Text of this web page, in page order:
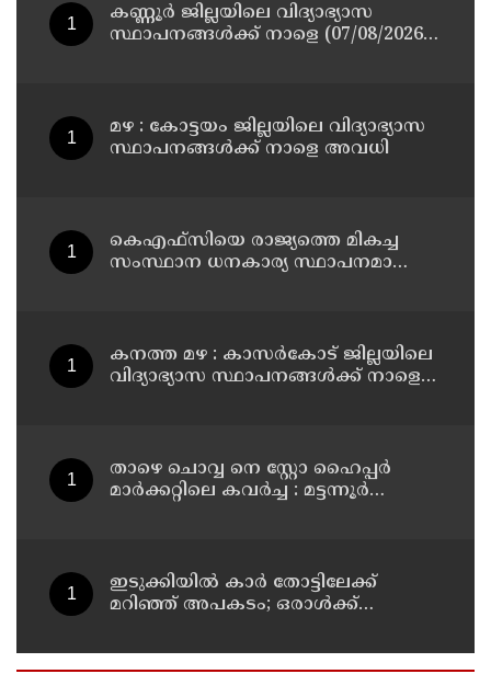
കണ്ണൂർ ജില്ലയിലെ വിദ്യാഭ്യാസ
സ്ഥാപനങ്ങള്‍ക്ക് നാളെ (07/08/2026),
മഴ : കോട്ടയം ജില്ലയിലെ വിദ്യാഭ്യാസ
സ്ഥാപനങ്ങൾക്ക് നാളെ അവധി
കെഎഫ്‌സിയെ രാജ്യത്തെ മികച്ച
സംസ്ഥാന ധനകാര്യ സ്ഥാപനമാക്കും:
കനത്ത മഴ : കാസർകോട് ജില്ലയിലെ
വിദ്യാഭ്യാസ സ്ഥാപനങ്ങൾക്ക് നാളെ
താഴെ ചൊവ്വ നെ സ്റ്റോ ഹൈപ്പർ
മാർക്കറ്റിലെ കവർച്ച : മട്ടന്നൂർ
ഇടുക്കിയിൽ കാർ തോട്ടിലേക്ക്
മറിഞ്ഞ് അപകടം; ഒരാൾക്ക്